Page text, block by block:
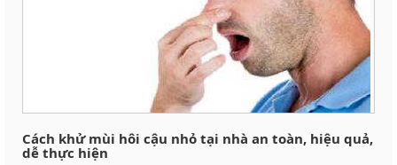
Cách khử mùi hôi cậu nhỏ tại nhà an toàn, hiệu quả,
dễ thực hiện